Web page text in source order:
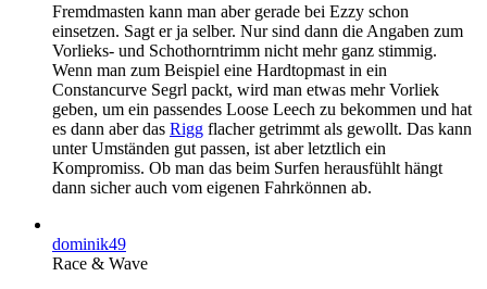
Fremdmasten kann man aber gerade bei Ezzy schon
einsetzen. Sagt er ja selber. Nur sind dann die Angaben zum
Vorlieks- und Schothorntrimm nicht mehr ganz stimmig.
Wenn man zum Beispiel eine Hardtopmast in ein
Constancurve Segrl packt, wird man etwas mehr Vorliek
geben, um ein passendes Loose Leech zu bekommen und hat
es dann aber das Rigg flacher getrimmt als gewollt. Das kann
unter Umständen gut passen, ist aber letztlich ein
Kompromiss. Ob man das beim Surfen herausfühlt hängt
dann sicher auch vom eigenen Fahrkönnen ab.
dominik49
Race & Wave